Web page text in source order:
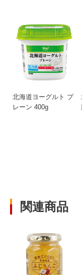
北海道ヨーグルト プ
レーン 400g
関連商品